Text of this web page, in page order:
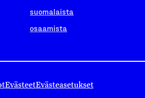
suomalaista
osaamista
EvästeetEvästeasetukset